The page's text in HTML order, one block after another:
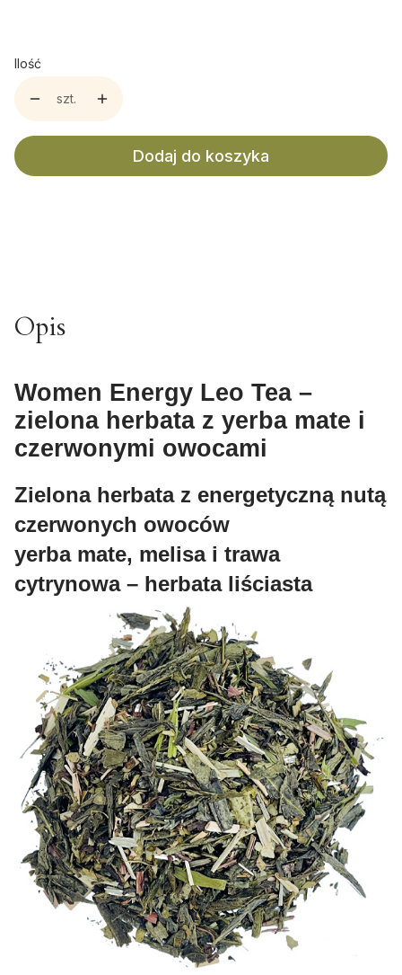
Ilość
szt.
Dodaj do koszyka
Opis
Women Energy Leo Tea –
zielona herbata z yerba mate i
czerwonymi owocami
Zielona herbata z energetyczną nutą
czerwonych owoców
yerba mate, melisa i trawa
cytrynowa – herbata liściasta